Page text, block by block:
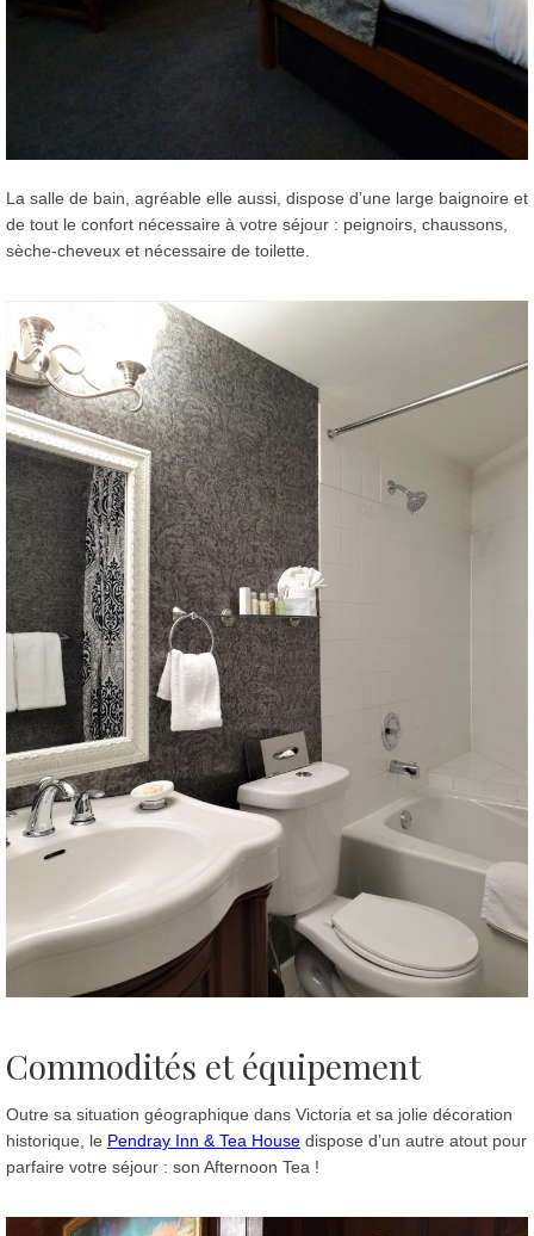
La salle de bain, agréable elle aussi, dispose d’une large baignoire et
de tout le confort nécessaire à votre séjour : peignoirs, chaussons,
sèche-cheveux et nécessaire de toilette.
Commodités et équipement
Outre sa situation géographique dans Victoria et sa jolie décoration
historique, le Pendray Inn & Tea House dispose d’un autre atout pour
parfaire votre séjour : son Afternoon Tea !